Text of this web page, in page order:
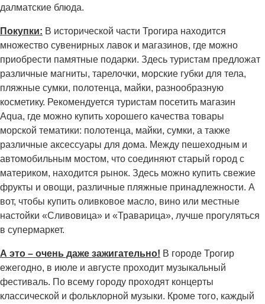
далматские блюда.
Покупки: В исторической части Трогира находится
множество сувенирных лавок и магазинов, где можно
приобрести памятные подарки. Здесь туристам предложат
различные магниты, тарелочки, морские губки для тела,
пляжные сумки, полотенца, майки, разнообразную
косметику. Рекомендуется туристам посетить магазин
Aqua, где можно купить хорошего качества товары
морской тематики: полотенца, майки, сумки, а также
различные аксессуары для дома. Между пешеходным и
автомобильным мостом, что соединяют старый город с
материком, находится рынок. Здесь можно купить свежие
фрукты и овощи, различные пляжные принадлежности. А
вот, чтобы купить оливковое масло, вино или местные
настойки «Сливовица» и «Траварица», лучше прогуляться
в супермаркет.
А это – очень даже зажигательно! В городе Трогир
ежегодно, в июле и августе проходит музыкальный
фестиваль. По всему городу проходят концерты
классической и фольклорной музыки. Кроме того, каждый